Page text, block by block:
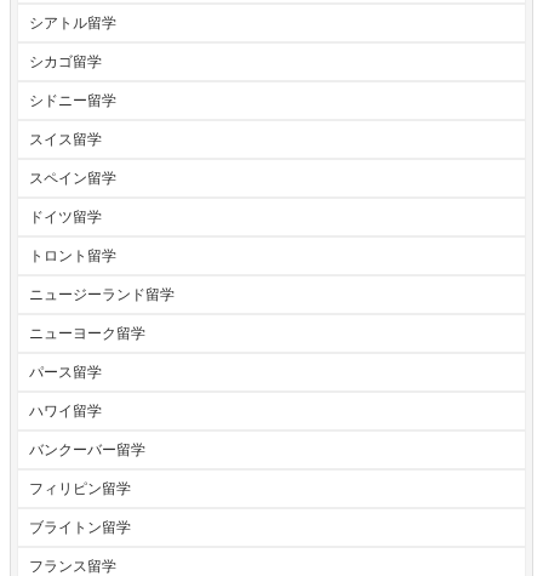
シアトル留学
シカゴ留学
シドニー留学
スイス留学
スペイン留学
ドイツ留学
トロント留学
ニュージーランド留学
ニューヨーク留学
パース留学
ハワイ留学
バンクーバー留学
フィリピン留学
ブライトン留学
フランス留学